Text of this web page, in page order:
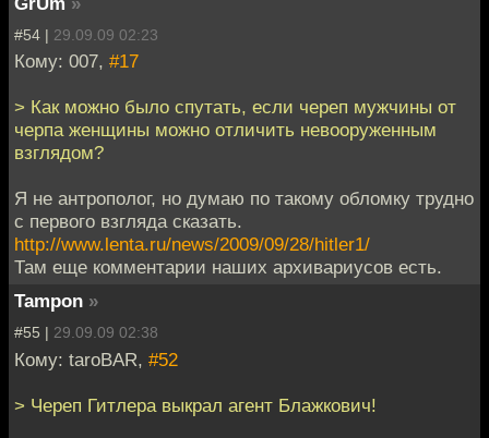
#54 | 29.09.09 02:23
Кому: 007, #17
> Как можно было спутать, если череп мужчины от
черпа женщины можно отличить невооруженным
взглядом?
Я не антрополог, но думаю по такому обломку трудно
с первого взгляда сказать.
http://www.lenta.ru/news/2009/09/28/hitler1/
Там еще комментарии наших архивариусов есть.
Tampon »
#55 | 29.09.09 02:38
Кому: taroBAR, #52
> Череп Гитлера выкрал агент Блажкович!